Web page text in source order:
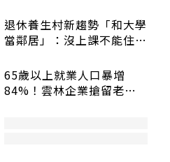
退休養生村新趨勢「和大學
當鄰居」：沒上課不能住、
65歲以上就業人口暴增
84%！雲林企業搶留老員